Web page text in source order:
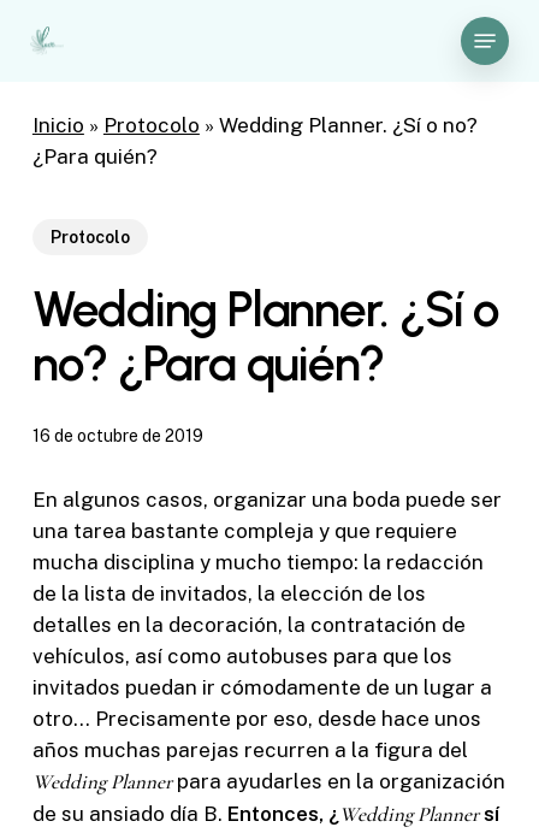
Menu
Inicio » Protocolo » Wedding Planner. ¿Sí o no?
¿Para quién?
Protocolo
Wedding Planner. ¿Sí o
no? ¿Para quién?
16 de octubre de 2019
En algunos casos, organizar una boda puede ser
una tarea bastante compleja y que requiere
mucha disciplina y mucho tiempo: la redacción
de la lista de invitados, la elección de los
detalles en la decoración, la contratación de
vehículos, así como autobuses para que los
invitados puedan ir cómodamente de un lugar a
otro… Precisamente por eso, desde hace unos
años muchas parejas recurren a la figura del
Wedding Plannerpara ayudarles en la organización
de su ansiado día B. Entonces, ¿Wedding Plannersí